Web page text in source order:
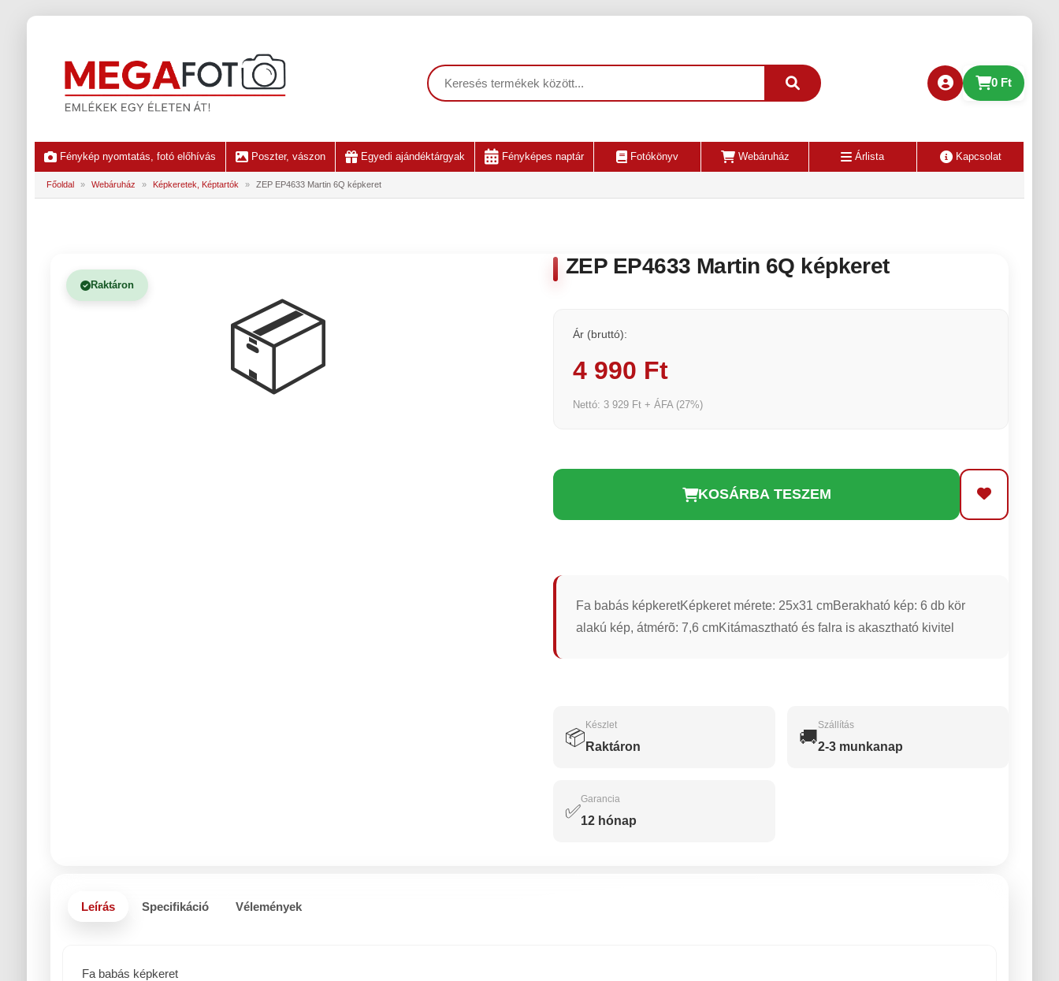
0 Ft
Fénykép nyomtatás, fotó előhívás Poszter, vászon Egyedi ajándéktárgyak Fényképes naptár Fotókönyv Webáruház Árlista Kapcsolat
Főoldal » Webáruház » Képkeretek, Képtartók » ZEP EP4633 Martin 6Q képkeret
📦
Raktáron
ZEP EP4633 Martin 6Q képkeret
Ár (bruttó):
4 990 Ft
Nettó: 3 929 Ft + ÁFA (27%)
KOSÁRBA TESZEM
Fa babás képkeretKépkeret mérete: 25x31 cmBerakható kép: 6 db kör
alakú kép, átmérõ: 7,6 cmKitámasztható és falra is akasztható kivitel
📦
Készlet
Raktáron 🚚
Szállítás
2-3 munkanap
✅
Garancia
12 hónap
Leírás Specifikáció Vélemények
Fa babás képkeret